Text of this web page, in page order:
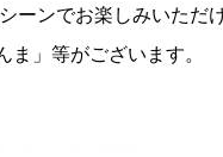
ーンでお楽しみいただ
」等がございます。